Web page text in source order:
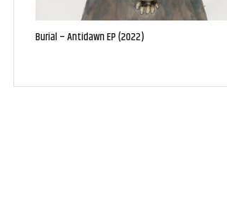
Burial – Antidawn EP (2022)